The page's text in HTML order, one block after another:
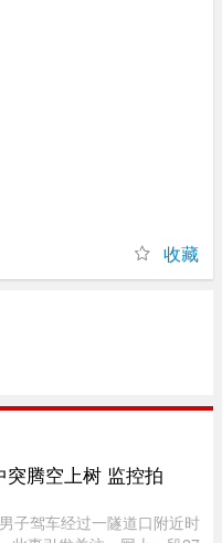
收藏
腾空上树 监控拍
子驾车经过一隧道口附近时